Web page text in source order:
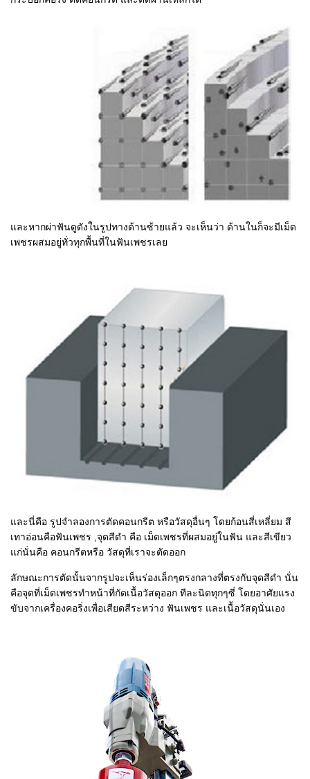
และหากผ่าฟันดูดังในรูปทางด้านซ้ายแล้ว จะเห็นว่า ด้านในก็จะมีเม็ด
เพชรผสมอยู่ทั่วทุกพื้นที่ในฟันเพชรเลย
และนี่คือ รูปจําลองการตัดคอนกรีต หรือวัสดุอื่นๆ โดยก้อนสี่เหลี่ยม สี
เทาอ่อนคือฟันเพชร ,จุดสีดํา คือ เม็ดเพชรที่ผสมอยู่ในฟัน และสีเขียว
แก่นั่นคือ คอนกรีตหรือ วัสดุที่เราจะตัดออก
ลักษณะการตัดนั้นจากรูปจะเห็นร่องเล็กๆตรงกลางที่ตรงกับจุดสีดํา นั่น
คือจุดที่เม็ดเพชรทําหน้าที่กัดเนื้อวัสดุออก ทีละนิดทุกๆซี่ โดยอาศัยแรง
ขับจากเครื่องคอริ่งเพื่อเสียดสีระหว่าง ฟันเพชร และเนื้อวัสดุนั่นเอง